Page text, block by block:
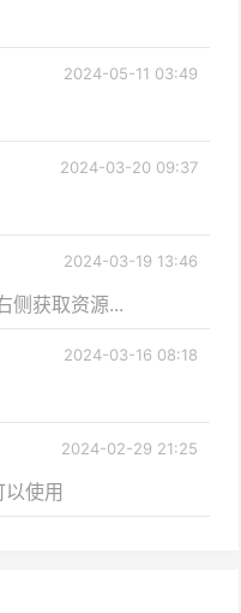
2024-05-11 03:49
2024-03-20 09:37
2024-03-19 13:46
侧获取资源...
2024-03-16 08:18
2024-02-29 21:25
使用